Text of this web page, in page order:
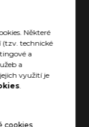
Některé
(tzv. technické
a
a
využití je
.
cookies